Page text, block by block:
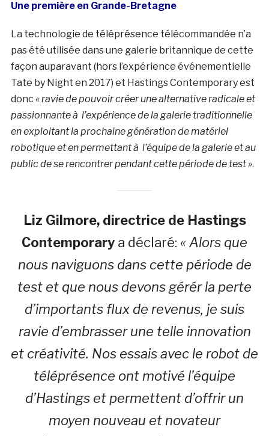
Une première en Grande-Bretagne
La technologie de téléprésence télécommandée n’a
pas été utilisée dans une galerie britannique de cette
façon auparavant (hors l’expérience événementielle
Tate by Night en 2017) et Hastings Contemporary est
donc « ravie de pouvoir créer une alternative radicale et
passionnante à l’expérience de la galerie traditionnelle
en exploitant la prochaine génération de matériel
robotique et en permettant à l’équipe de la galerie et au
public de se rencontrer pendant cette période de test ».
Liz Gilmore, directrice de Hastings
Contemporary a déclaré: « Alors que
nous naviguons dans cette période de
test et que nous devons gérér la perte
d’importants flux de revenus, je suis
ravie d’embrasser une telle innovation
et créativité. Nos essais avec le robot de
téléprésence ont motivé l’équipe
d’Hastings et permettent d’offrir un
moyen nouveau et novateur